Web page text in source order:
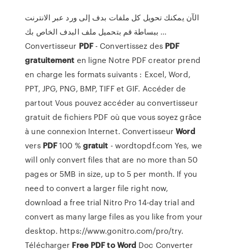
الآن يمكنك تحويل كل ملفات بدف إلى ورد عبر الانترنت
ببساطة قم بتحميل ملف البدف الخاص بك ...
Convertisseur PDF- Convertissez des PDF
gratuitement en ligne Notre PDF creator prend
en charge les formats suivants : Excel, Word,
PPT, JPG, PNG, BMP, TIFF et GIF. Accéder de
partout Vous pouvez accéder au convertisseur
gratuit de fichiers PDF où que vous soyez grâce
à une connexion Internet. ConvertisseurWord
vers PDF100 %gratuit - wordtopdf.com Yes, we
will only convert files that are no more than 50
pages or 5MB in size, up to 5 per month. If you
need to convert a larger file right now,
download a free trial Nitro Pro 14-day trial and
convert as many large files as you like from your
desktop. https://www.gonitro.com/pro/try.
Télécharger Free PDFto Word Doc Converter